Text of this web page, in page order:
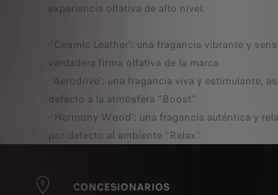
experiencia olfativa de alto nivel:
-'Cosmic Leather': una fragancia vibrante y
verdadera firma olfativa de la marca
-‘Aerodrive’: una fragancia viva y estimulante,
defecto a la atmósfera “Boost”
-‘Harmony Wood’: una fragancia auténtica y
por defecto al ambiente “Relax”
CONCESIONARIOS